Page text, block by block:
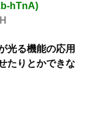
hTnA)
光る機能の応用
たりとかできな